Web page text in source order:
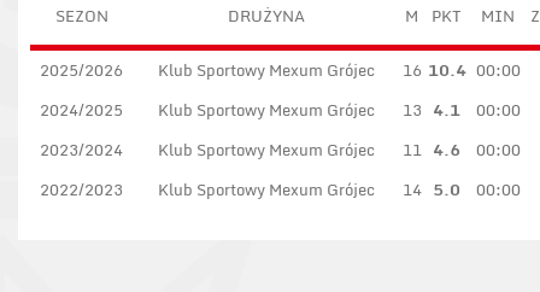
SEZON DRUŻYNA M PKT MIN
2025/2026 Klub Sportowy Mexum Grójec 16 10.4 00:00
2024/2025
Klub Sportowy Mexum Grójec 13 4.1 00:00
2023/2024
Klub Sportowy Mexum Grójec 11 4.6
00:00
2022/2023
Klub Sportowy Mexum Grójec 14 5.0 00:00